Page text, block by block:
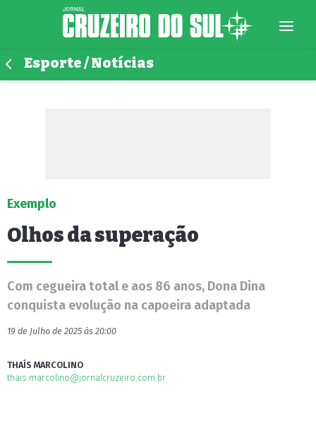
Esporte / Notícias
Exemplo
Olhos da superação
Com cegueira total e aos 86 anos, Dona Dina
conquista evolução na capoeira adaptada
19 de Julho de 2025 às 20:00
THAÍS MARCOLINO
thais.marcolino@jornalcruzeiro.com.br